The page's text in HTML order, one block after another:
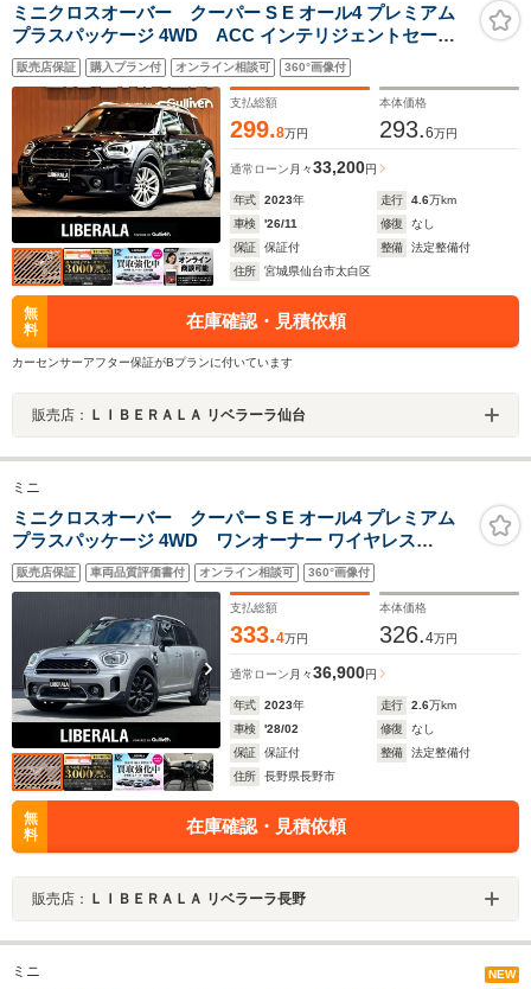
ミニクロスオーバー クーパー S E オール4 プレミアム
プラスパッケージ 4WD ACC インテリジェントセーフ
ティ 純正ナビ バックカメラ 半革 シートヒーター LEDヘ
ッドライト オートライト ユニオンジャックテール コンフ
ォートアクセス パワーバックドア 18インチAW 液晶メー
ター ETC ドラレコ
販売店保証 購入プラン付 オンライン相談可 360°画像付
支払総額
299.8万円
本体価格
293.6万円
通常ローン 月々33,200円
年式 2023年 走行 4.6万km
車検
'26/11 修復
なし
保証
保証付 整備
法定整備付
住所
宮城県仙台市太白区
無
料
在庫確認・見積依頼
カーセンサーアフター保証がBプランに付いています
販売店： ＬＩＢＥＲＡＬＡ リベラーラ仙台
ミニ
ミニクロスオーバー クーパー S E オール4 プレミアム
プラスパッケージ 4WD ワンオーナー ワイヤレス
CarPlay ACC インテリジェントセーフティ オートマチッ
クテールゲート パーキングアシスト コンフォートアクセ
ス シートヒーター バックカメラ ルーフレール LEDヘッ
ド オートライト
販売店保証 車両品質評価書付 オンライン相談可 360°画像付
支払総額
333.4万円
本体価格
326.4万円
通常ローン 月々36,900円
年式 2023年 走行 2.6万km
車検
'28/02 修復
なし
保証
保証付 整備
法定整備付
住所
長野県長野市
無
料
在庫確認・見積依頼
販売店： ＬＩＢＥＲＡＬＡ リベラーラ長野
ミニ NEW